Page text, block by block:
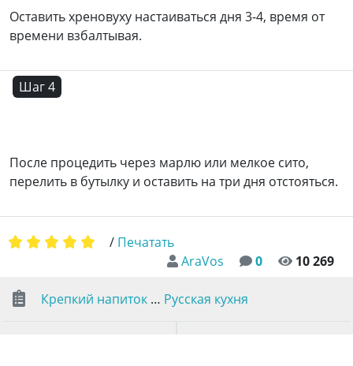
Оставить хреновуху настаиваться дня 3-4, время от
времени взбалтывая.
Шаг 4
После процедить через марлю или мелкое сито,
перелить в бутылку и оставить на три дня отстояться.
AraVos 0 10 269
/ Печатать
Крепкий напиток … Русская кухня